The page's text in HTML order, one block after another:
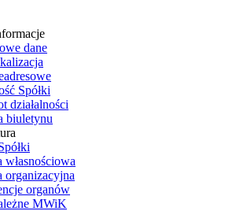
dane
Spółki
działalności
biuletynu
własnościowa
organizacyjna
organów
MWiK